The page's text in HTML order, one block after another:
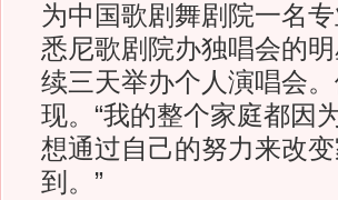
为中国歌剧舞剧院一名
悉尼歌剧院办独唱会的
续三天举办个人演唱会
现。“我的整个家庭都因
想通过自己的努力来改
到。”